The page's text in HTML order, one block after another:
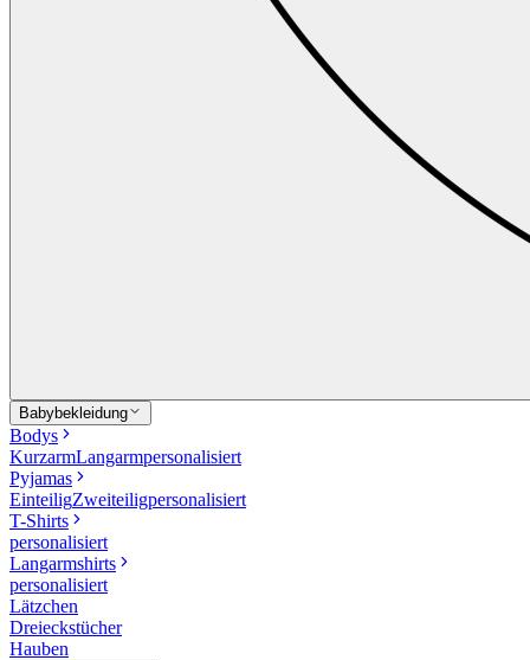
Babybekleidung
Bodys
KurzarmLangarmpersonalisiert
Pyjamas
EinteiligZweiteiligpersonalisiert
T-Shirts
personalisiert
Langarmshirts
personalisiert
Lätzchen
Dreieckstücher
Hauben